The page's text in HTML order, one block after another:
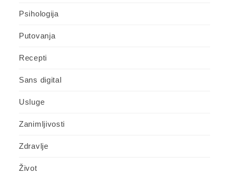
Psihologija
Putovanja
Recepti
Sans digital
Usluge
Zanimljivosti
Zdravlje
Život